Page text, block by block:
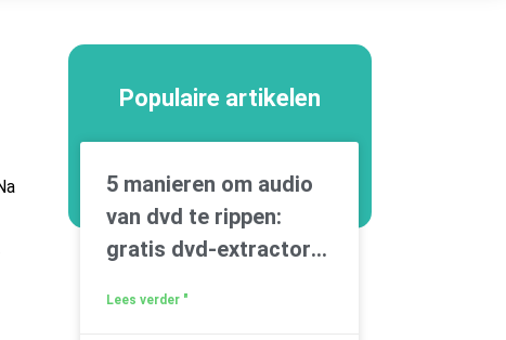
Populaire artikelen
5 manieren om audio
van dvd te rippen:
gratis dvd-extractors
Lees verder "